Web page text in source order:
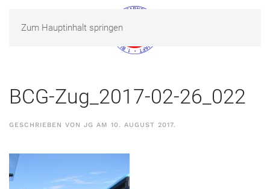
Zum Hauptinhalt springen
MENÜ
BCG-Zug_2017-02-26_022
GESCHRIEBEN VON JG AM 10. AUGUST 2017.